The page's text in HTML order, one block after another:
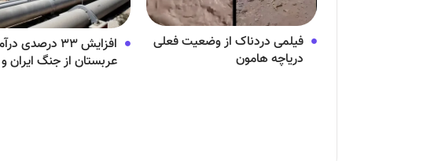
فیلمی دردناک از وضعیت فعلی
دریاچه هامون
افزایش ۳۳ درصدی
عربستان از جنگ ایران و